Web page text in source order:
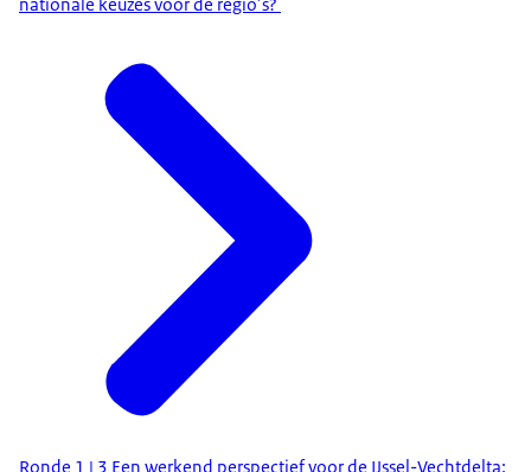
Ronde 1 | 3 Een werkend perspectief voor de IJssel-Vechtdelta: